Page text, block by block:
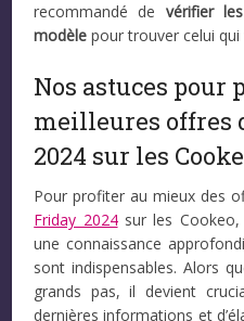
recommandé de vérifier
modèle pour trouver celui
Nos astuces pour
meilleures offres
2024 sur les
Pour profiter au mieux des
Friday 2024sur les
une connaissance
sont indispensables. Alors
grands pas, il devient
dernières informations et